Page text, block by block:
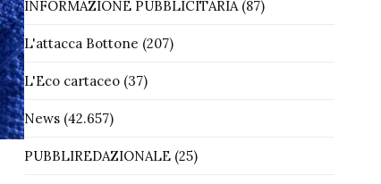
INFORMAZIONE PUBBLICITARIA(87)
L'attacca Bottone (207)
L'Eco cartaceo(37)
News(42.657)
PUBBLIREDAZIONALE(25)